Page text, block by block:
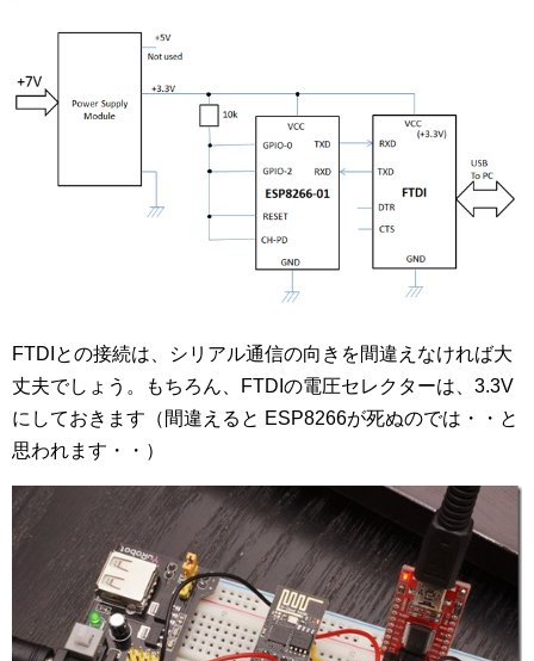
FTDIとの接続は、シリアル通信の向きを間違えなければ大
丈夫でしょう。もちろん、FTDIの電圧セレクターは、3.3V
にしておきます（間違えると ESP8266が死ぬのでは・・と
思われます・・）